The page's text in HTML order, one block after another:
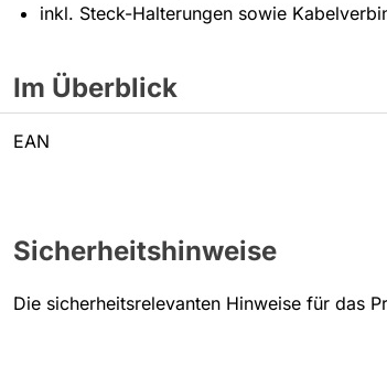
inkl. Steck-Halterungen sowie
Im Überblick
EAN
Sicherheitshinweise
Die sicherheitsrelevanten Hinweise für das